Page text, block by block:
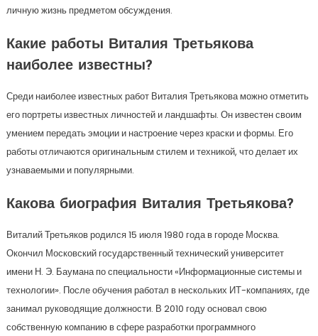
личную жизнь предметом обсуждения.
Какие работы Виталия Третьякова
наиболее известны?
Среди наиболее известных работ Виталия Третьякова можно отметить
его портреты известных личностей и ландшафты. Он известен своим
умением передать эмоции и настроение через краски и формы. Его
работы отличаются оригинальным стилем и техникой, что делает их
узнаваемыми и популярными.
Какова биография Виталия Третьякова?
Виталий Третьяков родился 15 июля 1980 года в городе Москва.
Окончил Московский государственный технический университет
имени Н. Э. Баумана по специальности «Информационные системы и
технологии». После обучения работал в нескольких ИТ-компаниях, где
занимал руководящие должности. В 2010 году основал свою
собственную компанию в сфере разработки программного